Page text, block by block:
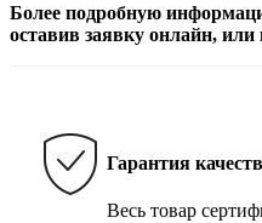
Более подробную
оставив заявку онлайн, или
Гарантия
Весь товар